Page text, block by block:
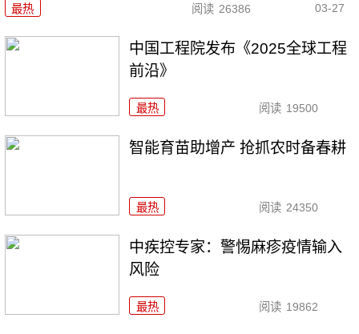
最热 阅读 26386 03-27
中国工程院发布《2025全球工程
前沿》
最热 阅读 19500
智能育苗助增产 抢抓农时备春耕
最热 阅读 24350
中疾控专家：警惕麻疹疫情输入
风险
最热 阅读 19862